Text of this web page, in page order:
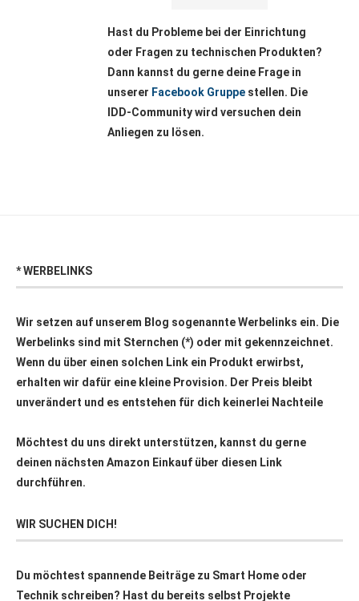
Hast du Probleme bei der Einrichtung
oder Fragen zu technischen Produkten?
Dann kannst du gerne deine Frage in
unserer Facebook Gruppe stellen. Die
IDD-Community wird versuchen dein
Anliegen zu lösen.
* WERBELINKS
Wir setzen auf unserem Blog sogenannte Werbelinks ein. Die
Werbelinks sind mit Sternchen (*) oder mit gekennzeichnet.
Wenn du über einen solchen Link ein Produkt erwirbst,
erhalten wir dafür eine kleine Provision. Der Preis bleibt
unverändert und es entstehen für dich keinerlei Nachteile
Möchtest du uns direkt unterstützen, kannst du gerne
deinen nächsten Amazon Einkauf über diesen Link
durchführen.
WIR SUCHEN DICH!
Du möchtest spannende Beiträge zu Smart Home oder
Technik schreiben? Hast du bereits selbst Projekte